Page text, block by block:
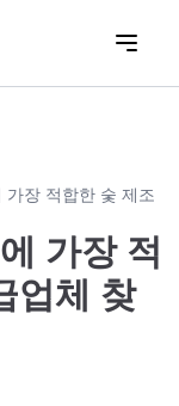
장 적합한 숯 제조
가장 적
업체 찾